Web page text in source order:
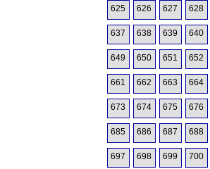
625 626 627 628
637 638 639 640
649 650 651 652
661 662 663 664
673 674 675 676
685 686 687 688
697 698 699 700